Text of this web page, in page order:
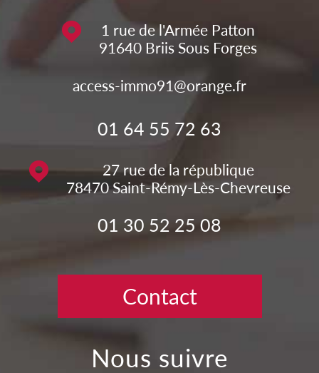
1 rue de l'Armée Patton
91640 Briis Sous Forges
access-immo91@orange.fr
01 64 55 72 63
27 rue de la république
78470 Saint-Rémy-Lès-Chevreuse
01 30 52 25 08
Contact
nous suivre